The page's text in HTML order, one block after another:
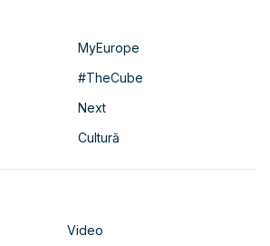
MyEurope
#TheCube
Next
Cultură
Video